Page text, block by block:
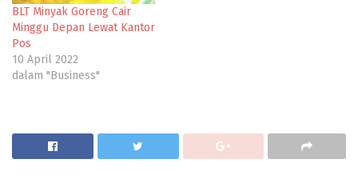
BLT Minyak Goreng Cair
Minggu Depan Lewat Kantor
Pos
10 April 2022
dalam "Business"